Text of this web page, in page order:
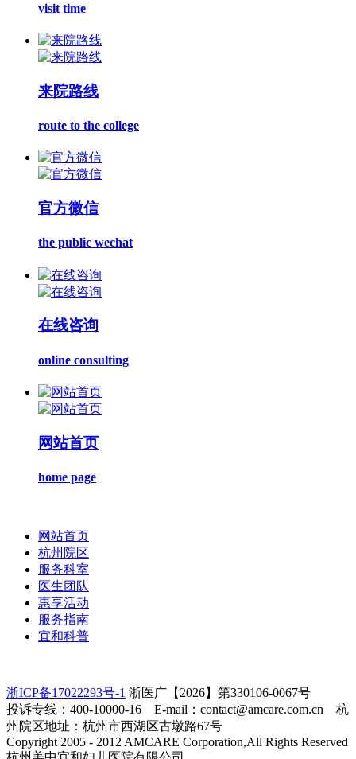
visit time
来院路线
route to the college
官方微信
the public wechat
在线咨询
online consulting
网站首页
home page
网站首页
杭州院区
服务科室
医生团队
惠享活动
服务指南
宜和科普
浙ICP备17022293号-1 浙医广【2026】第330106-0067号
投诉专线：400-10000-16 E-mail：contact@amcare.com.cn 杭
州院区地址：杭州市西湖区古墩路67号
Copyright 2005 - 2012 AMCARE Corporation,All Rights Reserved